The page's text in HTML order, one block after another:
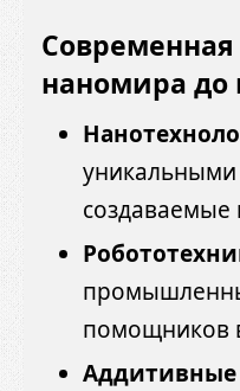
Современная
наномира до
уникальными
помощников
Аддитивные